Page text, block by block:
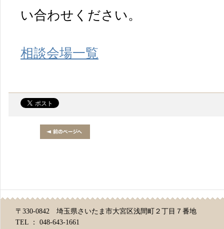
い合わせください。
相談会場一覧
〒330-0842 埼玉県さいたま市大宮区浅間町２丁目７番地
TEL ： 048-643-1661